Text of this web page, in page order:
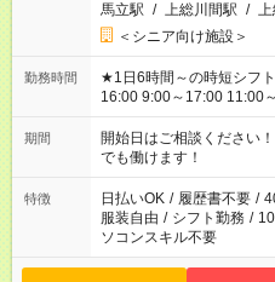
馬立駅 / 上総川間駅 / 上
＜シニア向け施設＞
勤務時間
★1日6時間～の時短シフトOK ★スタート時間選べます
16:00 9:00～17:00 11:00
場合、他のお仕事と合わ
ん ※法令に基づき、週20
となります ※労働者派遣
短時間・短期間の就業は
期間
開始日はご相談くださ
でも働けます！
特徴 日払いOK / 履歴書不要 /
服装自由 / シフト勤務 /
ソコンスキル不要